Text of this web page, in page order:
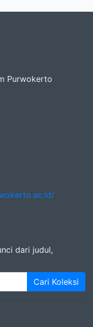
Purwokerto
dari judul,
Cari Koleksi